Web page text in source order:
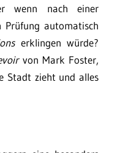
wenn nach einer
Prüfung automatisch
erklingen würde?
von Mark Foster,
Stadt zieht und alles